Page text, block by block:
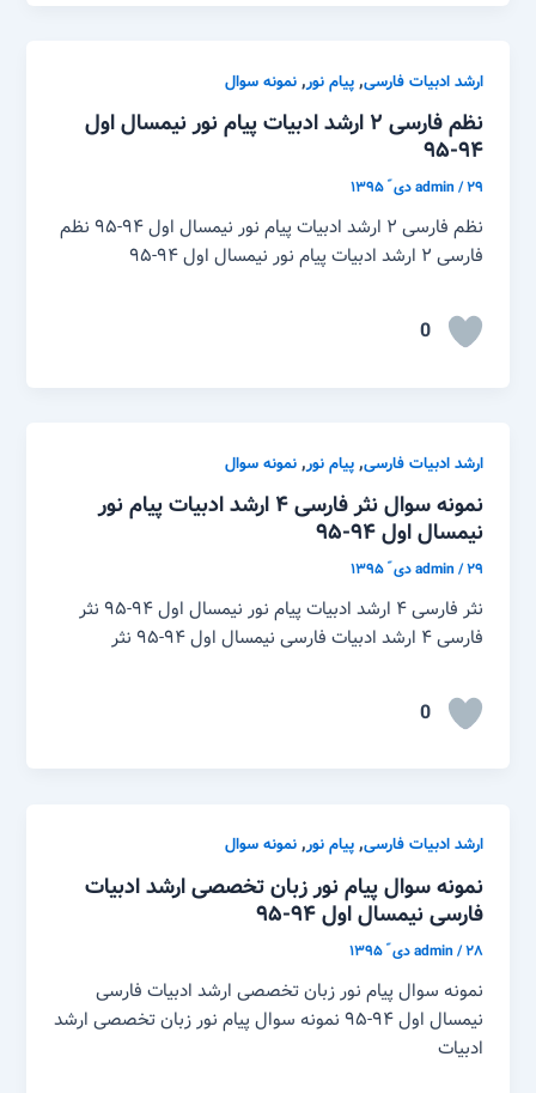
ارشد ادبیات فارسی,پیام نور,نمونه سوال
نظم فارسی ۲ ارشد ادبیات پیام نور نیمسال اول
۹۴-۹۵
admin/۲۹ دی ّ ۱۳۹۵
نظم فارسی ۲ ارشد ادبیات پیام نور نیمسال اول ۹۴-۹۵ نظم
فارسی ۲ ارشد ادبیات پیام نور نیمسال اول ۹۴-۹۵
0
ارشد ادبیات فارسی,پیام نور,نمونه سوال
نمونه سوال نثر فارسی ۴ ارشد ادبیات پیام نور
نیمسال اول ۹۴-۹۵
admin/۲۹ دی ّ ۱۳۹۵
نثر فارسی ۴ ارشد ادبیات پیام نور نیمسال اول ۹۴-۹۵ نثر
فارسی ۴ ارشد ادبیات فارسی نیمسال اول ۹۴-۹۵ نثر
0
ارشد ادبیات فارسی,پیام نور,نمونه سوال
نمونه سوال پیام نور زبان تخصصی ارشد ادبیات
فارسی نیمسال اول ۹۴-۹۵
admin/۲۸ دی ّ ۱۳۹۵
نمونه سوال پیام نور زبان تخصصی ارشد ادبیات فارسی
نیمسال اول ۹۴-۹۵ نمونه سوال پیام نور زبان تخصصی ارشد
ادبیات